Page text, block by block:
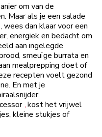
om van de
Maar als je een salade
dan klaar voor een
energiek en bedacht om
aan ingelegde
smeuïge burrata en
mealprepping doet of
recepten voelt gezond
En met je
,kost het vrijwel
kleine stukjes of